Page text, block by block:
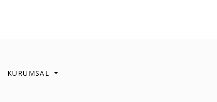
KURUMSAL